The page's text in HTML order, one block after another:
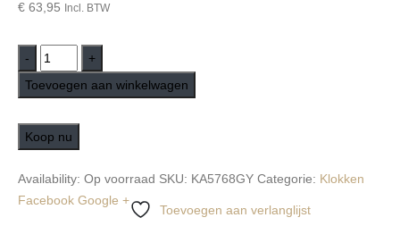
€ 63,95 Incl. BTW
-
+
Toevoegen aan winkelwagen
Koop nu
Availability: Op voorraad SKU: KA5768GY Categorie: Klokken
Facebook Google +
Toevoegen aan verlanglijst